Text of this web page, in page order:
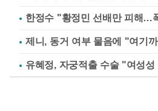
한정수 "황정민 선배만 피해…
제니, 동거 여부 물음에 "여기
유혜정, 자궁적출 수술 "여성